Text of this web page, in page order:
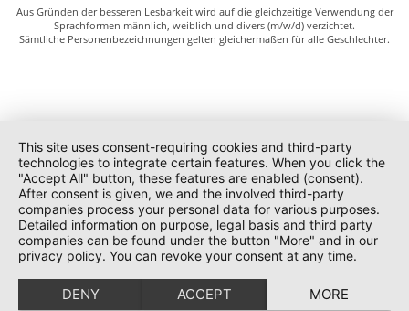
Aus Gründen der besseren Lesbarkeit wird auf die gleichzeitige Verwendung der
Sprachformen männlich, weiblich und divers (m/w/d) verzichtet.
Sämtliche Personenbezeichnungen gelten gleichermaßen für alle Geschlechter.
This site uses consent-requiring cookies and third-party
technologies to integrate certain features. When you click the
"Accept All" button, these features are enabled (consent).
After consent is given, we and the involved third-party
companies process your personal data for various purposes.
Detailed information on purpose, legal basis and third party
companies can be found under the button "More" and in our
privacy policy. You can revoke your consent at any time.
DENY ACCEPT MORE